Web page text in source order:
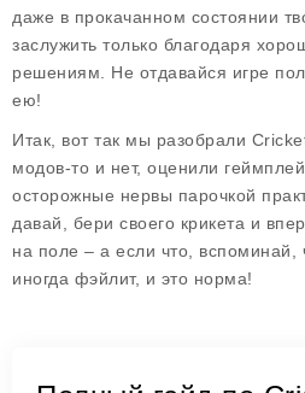
даже в прокачанном состоянии
заслужить только благодаря
решениям. Не отдавайся игре
ею!
Итак, вот так мы разобрали
модов-то и нет, оценили
осторожные нервы парочкой
давай, бери своего крикета и
на поле – а если что, вспоминай,
иногда фэйлит, и это норма!